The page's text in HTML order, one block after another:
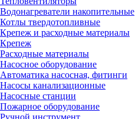
Водонагреватели накопительные
Котлы твердотопливные
Крепеж и расходные материалы
Крепеж
Расходные материалы
Насосное оборудование
Автоматика насосная, фитинги
Насосы канализационные
Насосные станции
Пожарное оборудование
Ручной инструмент